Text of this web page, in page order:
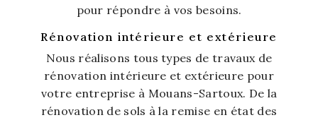
pour répondre à vos besoins.
Rénovation intérieure et extérieure
Nous réalisons tous types de travaux de
rénovation intérieure et extérieure pour
votre entreprise à Mouans-Sartoux. De la
rénovation de sols à la remise en état des